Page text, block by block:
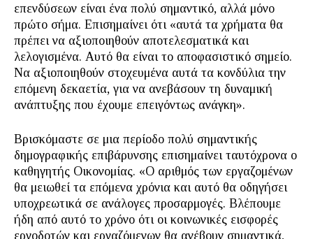
επενδύσεων είναι ένα πολύ σημαντικό, αλλά μόνο
πρώτο σήμα. Επισημαίνει ότι «αυτά τα χρήματα θα
πρέπει να αξιοποιηθούν αποτελεσματικά και
λελογισμένα. Αυτό θα είναι το αποφασιστικό σημείο.
Να αξιοποιηθούν στοχευμένα αυτά τα κονδύλια την
επόμενη δεκαετία, για να ανεβάσουν τη δυναμική
ανάπτυξης που έχουμε επειγόντως ανάγκη».
Βρισκόμαστε σε μια περίοδο πολύ σημαντικής
δημογραφικής επιβάρυνσης επισημαίνει ταυτόχρονα ο
καθηγητής Οικονομίας. «Ο αριθμός των εργαζομένων
θα μειωθεί τα επόμενα χρόνια και αυτό θα οδηγήσει
υποχρεωτικά σε ανάλογες προσαρμογές. Βλέπουμε
ήδη από αυτό το χρόνο ότι οι κοινωνικές εισφορές
εργοδοτών και εργαζόμενων θα ανέβουν σημαντικά,